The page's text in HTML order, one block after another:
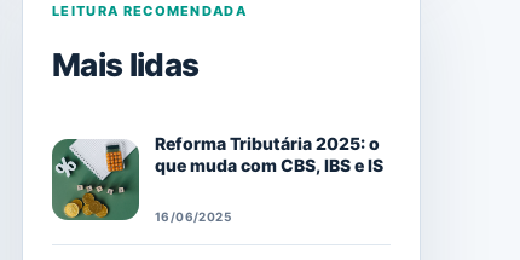
LEITURA RECOMENDADA
Mais lidas
Reforma Tributária 2025: o
que muda com CBS, IBS e IS
16/06/2025